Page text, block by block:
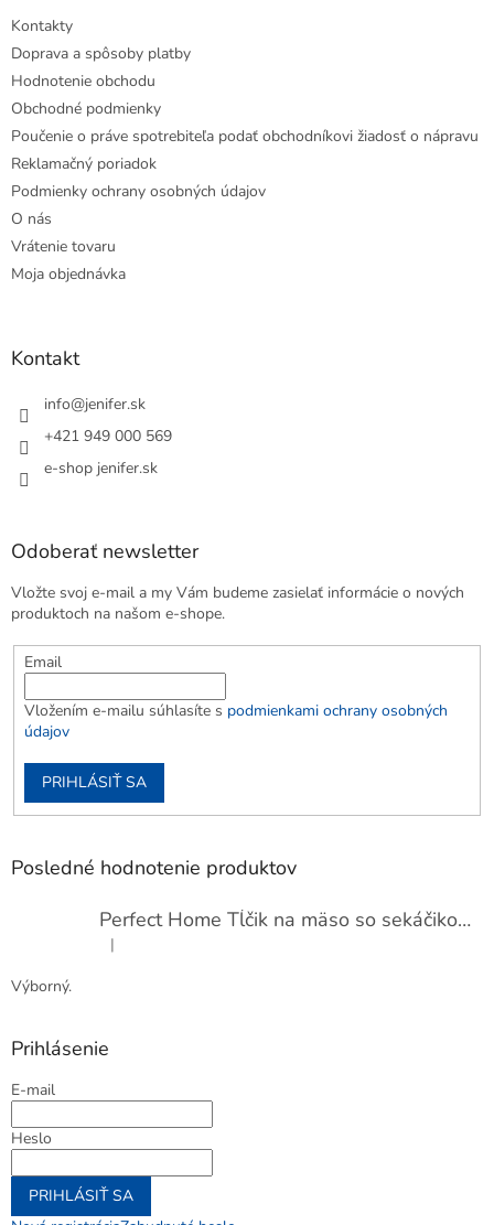
Kontakty
Doprava a spôsoby platby
Hodnotenie obchodu
Obchodné podmienky
Poučenie o práve spotrebiteľa podať obchodníkovi žiadosť o nápravu
Reklamačný poriadok
Podmienky ochrany osobných údajov
O nás
Vrátenie tovaru
Moja objednávka
Kontakt
info@jenifer.sk
+421 949 000 569
e-shop jenifer.sk
Odoberať newsletter
Vložte svoj e-mail a my Vám budeme zasielať informácie o nových
produktoch na našom e-shope.
Email
Vložením e-mailu súhlasíte s podmienkami ochrany osobných
údajov
PRIHLÁSIŤ SA
Posledné hodnotenie produktov
Perfect Home Tĺčik na mäso so sekáčikom, 56893
Hodnotenie produktu je 5 z 5 hviezdičiek.
|
Výborný.
Prihlásenie
E-mail
Heslo
PRIHLÁSIŤ SA